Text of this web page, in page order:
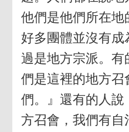
他們是他們所在地
好多團體並沒有
過是地方宗派。有
們是這裡的地方召
們。』還有的人
方召會，我們有自